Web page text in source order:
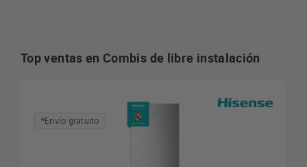
Top ventas en Combis de libre instalación
*Envío gratuito